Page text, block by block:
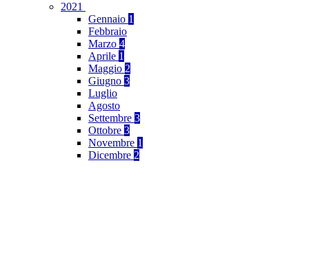
2021
Gennaio 1
Febbraio
Marzo 4
Aprile 1
Maggio 2
Giugno 3
Luglio
Agosto
Settembre 3
Ottobre 3
Novembre 1
Dicembre 2